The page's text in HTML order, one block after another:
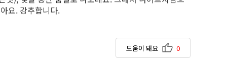
요. 강추합니다.
도움이 돼요 0